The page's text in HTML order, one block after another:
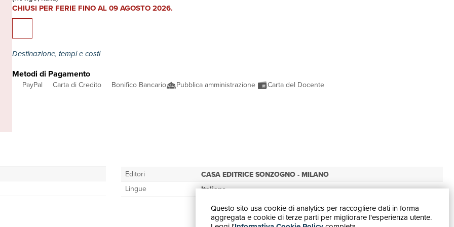
Questo sito usa cookie di analytics per raccogliere dati in forma
aggregata e cookie di terze parti per migliorare l'esperienza utente.
CHIUSI PER FERIE FINO AL 09 AGOSTO 2026.
Destinazione, tempi e costi
Metodi di Pagamento
PayPal Carta di Credito Bonifico Bancario Pubblica amministrazione Carta del Docente
Editori CASA EDITRICE SONZOGNO - MILANO
Lingue Italiano